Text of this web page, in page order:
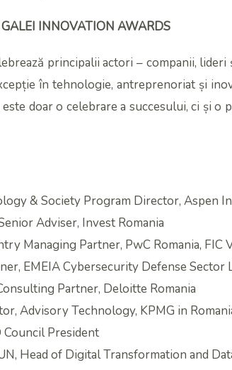
INNOVATION AWARDS
principalii actori – companii,
în tehnologie, antreprenoriat și
doar o celebrare a succesului, ci și
& Society Program Director, Aspen
Adviser, Invest Romania
Managing Partner, PwC Romania, FIC
EMEIA Cybersecurity Defense
Partner, Deloitte Romania
Advisory Technology, KPMG in
Council President
Head of Digital Transformation and